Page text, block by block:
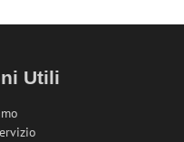
Utili